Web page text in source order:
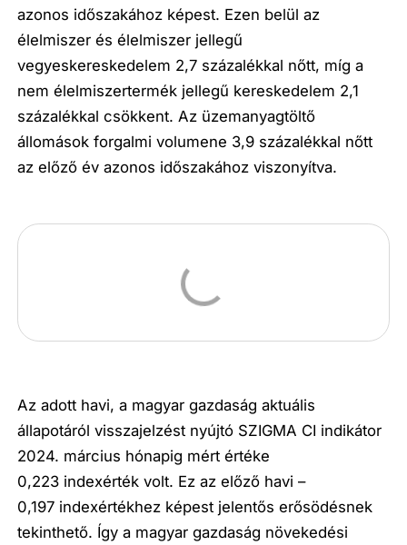
azonos időszakához képest. Ezen belül az
élelmiszer és élelmiszer jellegű
vegyeskereskedelem 2,7 százalékkal nőtt, míg a
nem élelmiszertermék jellegű kereskedelem 2,1
százalékkal csökkent. Az üzemanyagtöltő
állomások forgalmi volumene 3,9 százalékkal nőtt
az előző év azonos időszakához viszonyítva.
Az adott havi, a magyar gazdaság aktuális
állapotáról visszajelzést nyújtó SZIGMA CI indikátor
2024. március hónapig mért értéke
0,223 indexérték volt. Ez az előző havi –
0,197 indexértékhez képest jelentős erősödésnek
tekinthető. Így a magyar gazdaság növekedési